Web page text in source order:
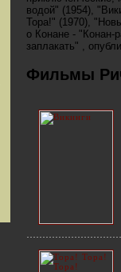
водой" (1954),
Тора!" (1970),
о Конане - "Конан-
заплакать" ,
Фильмы